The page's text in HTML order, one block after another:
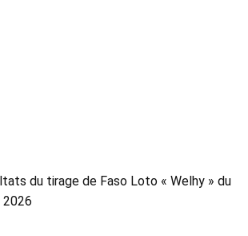
du tirage de Faso Loto « Welhy » du
2026